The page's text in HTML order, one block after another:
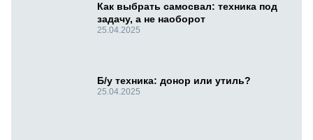
Как выбрать самосвал: техника под
задачу, а не наоборот
25.04.2025
Б/у техника: донор или утиль?
25.04.2025